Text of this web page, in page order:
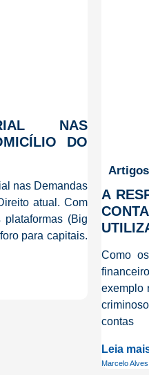
NAS
DO
nas Demandas
atual. Com
(Big
para capitais.
A
Como
exemplo
contas
Leia
Marcelo